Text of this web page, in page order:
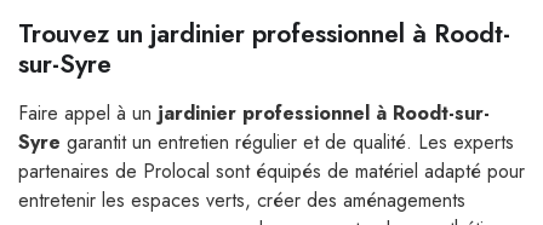
Trouvez un jardinier professionnel à Roodt-
sur-Syre
Faire appel à un jardinier professionnel à Roodt-sur-
Syre garantit un entretien régulier et de qualité. Les experts
partenaires de Prolocal sont équipés de matériel adapté pour
entretenir les espaces verts, créer des aménagements